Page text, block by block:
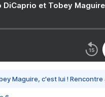
DiCaprio et Tobey
Maguire, c'est lui !